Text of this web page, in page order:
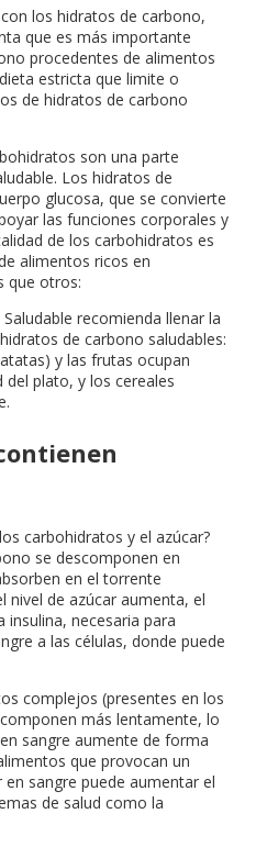
los hidratos de carbono,
que es más importante
procedentes de alimentos
estricta que limite o
de hidratos de carbono
son una parte
Los hidratos de
glucosa, que se convierte
las funciones corporales y
de los carbohidratos es
alimentos ricos en
que otros:
recomienda llenar la
de carbono saludables:
y las frutas ocupan
plato, y los cereales
carbohidratos y el azúcar?
se descomponen en
en el torrente
nivel de azúcar aumenta, el
insulina, necesaria para
a las células, donde puede
complejos (presentes en los
más lentamente, lo
sangre aumente de forma
que provocan un
sangre puede aumentar el
de salud como la